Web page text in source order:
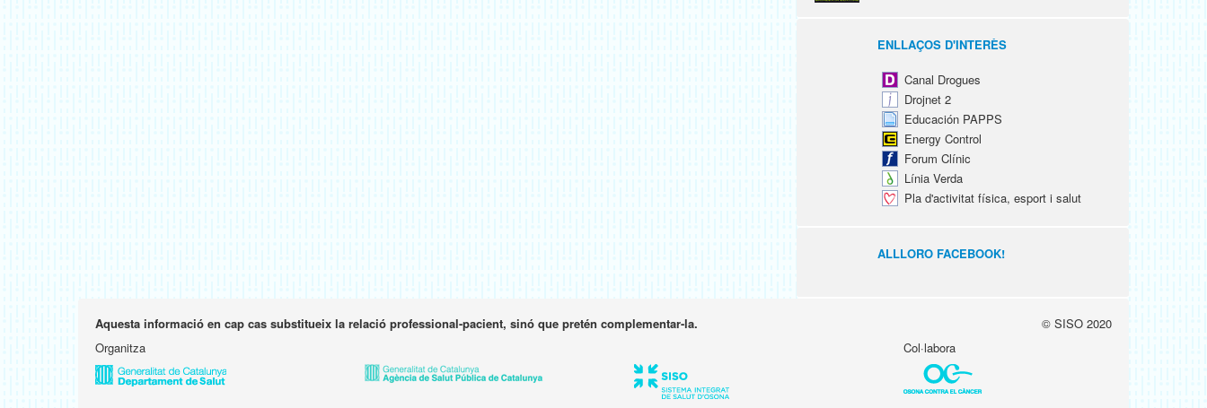
ENLLAÇOS D'INTERÈS
Canal Drogues
Drojnet 2
Educación PAPPS
Energy Control
Forum Clínic
Línia Verda
Pla d'activitat física, esport i salut
ALLLORO FACEBOOK!
Aquesta informació en cap cas substitueix la relació professional-pacient, sinó que pretén complementar-la.
© SISO 2020
Organitza
Col·labora